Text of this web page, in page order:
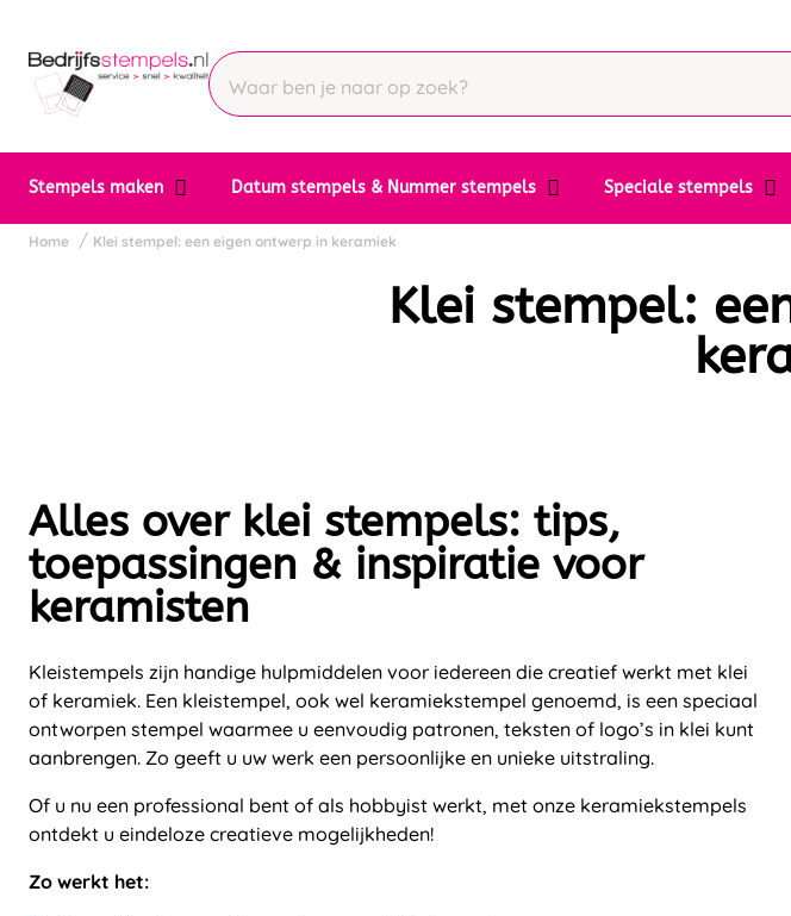
Stempels maken Datum stempels & Nummer stempels Speciale stempels
Home Klei stempel: een eigen ontwerp in keramiek
Klei stempel:
Alles over klei stempels: tips,
toepassingen & inspiratie voor
keramisten
Kleistempels zijn handige hulpmiddelen voor iedereen die creatief werkt met klei
of keramiek. Een kleistempel, ook wel keramiekstempel genoemd, is een speciaal
ontworpen stempel waarmee u eenvoudig patronen, teksten of logo’s in klei kunt
aanbrengen. Zo geeft u uw werk een persoonlijke en unieke uitstraling.
Of u nu een professional bent of als hobbyist werkt, met onze keramiekstempels
ontdekt u eindeloze creatieve mogelijkheden!
Zo werkt het: